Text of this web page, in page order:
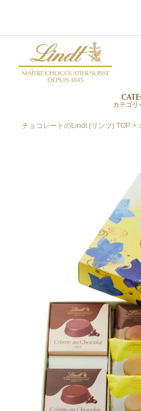
カテゴリ
リンドール
フレーバー一覧
ショコラスイーツ
(焼き菓子)
eギフト
新商品
リンツのご褒美サブス
ク
店舗を探す
チョコレートのLindt (リンツ) TOP